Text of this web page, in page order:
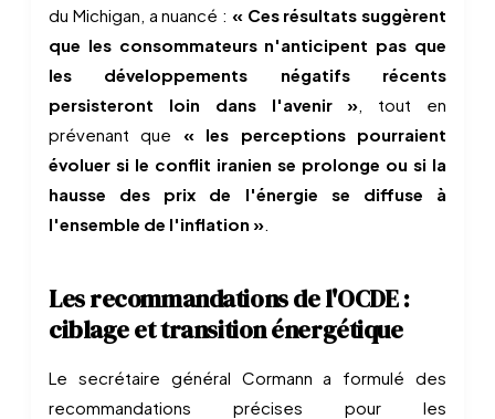
du Michigan, a nuancé : « Ces résultats suggèrent
que les consommateurs n'anticipent pas que
les développements négatifs récents
persisteront loin dans l'avenir », tout en
prévenant que « les perceptions pourraient
évoluer si le conflit iranien se prolonge ou si la
hausse des prix de l'énergie se diffuse à
l'ensemble de l'inflation ».
Les recommandations de l'OCDE :
ciblage et transition énergétique
Le secrétaire général Cormann a formulé des
recommandations précises pour les